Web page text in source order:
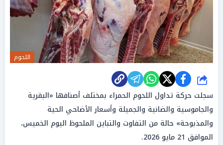
اللحوم
شارك
سجلت حركة تداول اللحوم الحمراء بمختلف أصنافها «البقرية
والجاموسية والضانية والجميلة وأسعار الأضاحي الحية
والمذبوحة» حالة من التفاوت والتباين الملحوظ اليوم الخميس،
الموافق 21 مايو 2026.